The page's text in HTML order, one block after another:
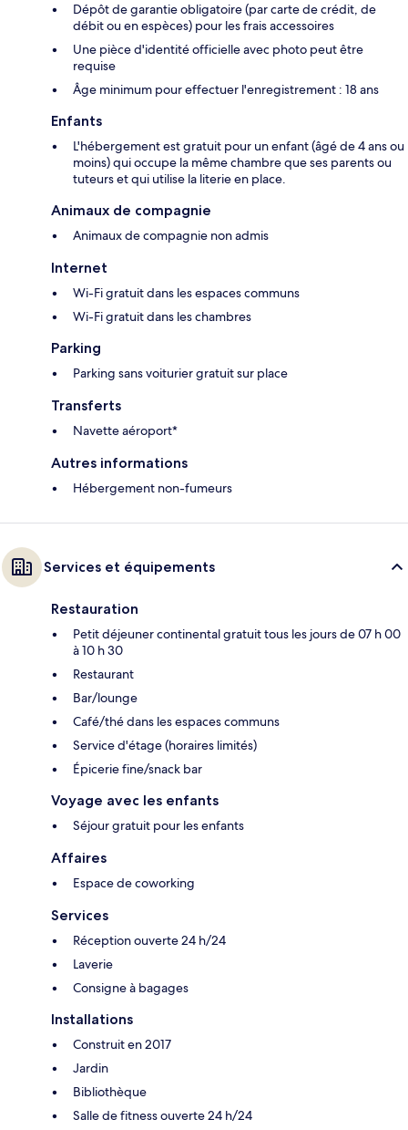
Dépôt de garantie obligatoire (par carte de crédit, de
débit ou en espèces) pour les frais accessoires
Une pièce d'identité officielle avec photo peut être
requise
Âge minimum pour effectuer l'enregistrement : 18 ans
Enfants
L'hébergement est gratuit pour un enfant (âgé de 4 ans ou
moins) qui occupe la même chambre que ses parents ou
tuteurs et qui utilise la literie en place.
Animaux de compagnie
Animaux de compagnie non admis
Internet
Wi-Fi gratuit dans les espaces communs
Wi-Fi gratuit dans les chambres
Parking
Parking sans voiturier gratuit sur place
Transferts
Navette aéroport*
Autres informations
Hébergement non-fumeurs
Services et équipements
Restauration
Petit déjeuner continental gratuit tous les jours de 07 h 00
à 10 h 30
Restaurant
Bar/lounge
Café/thé dans les espaces communs
Service d'étage (horaires limités)
Épicerie fine/snack bar
Voyage avec les enfants
Séjour gratuit pour les enfants
Affaires
Espace de coworking
Services
Réception ouverte 24 h/24
Laverie
Consigne à bagages
Installations
Construit en 2017
Jardin
Bibliothèque
Salle de fitness ouverte 24 h/24